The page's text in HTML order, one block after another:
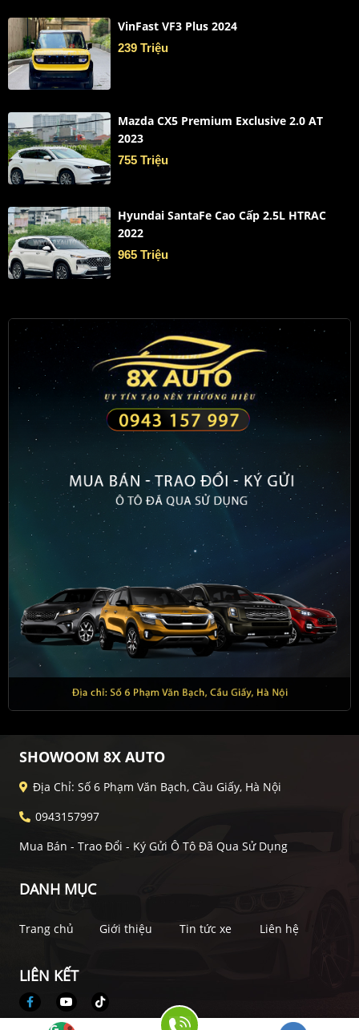
VinFast VF3 Plus 2024
239 Triệu
Mazda CX5 Premium Exclusive 2.0 AT
2023
755 Triệu
Hyundai SantaFe Cao Cấp 2.5L HTRAC
2022
965 Triệu
SHOWOOM 8X AUTO
Địa Chỉ: Số 6 Phạm Văn Bạch, Cầu Giấy, Hà Nội
0943157997
Mua Bán - Trao Đổi - Ký Gửi Ô Tô Đã Qua Sử Dụng
DANH MỤC
Trang chủ Giới thiệu Tin tức xe Liên hệ
LIÊN KẾT